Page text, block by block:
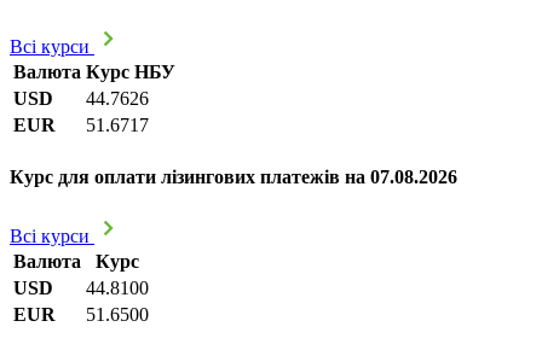
Всі курси
Валюта Курс НБУ
USD
44.7626
EUR
51.6717
Курс для оплати лізингових платежів на 07.08.2026
Всі курси
Валюта
Курс
USD
44.8100
EUR
51.6500